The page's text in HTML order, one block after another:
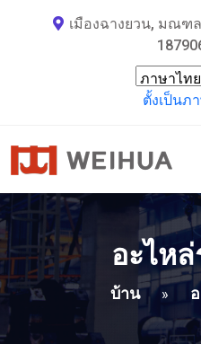
เมืองฉางยวน, มณฑ
ตั้งเป็นภ
อะไห
บ้าน »